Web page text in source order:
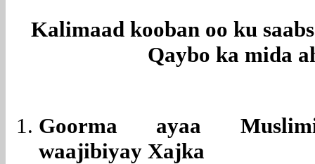
Kalimaad kooban oo ku
Qaybo ka mida
Goorma ayaa
waajibiyay Xajka